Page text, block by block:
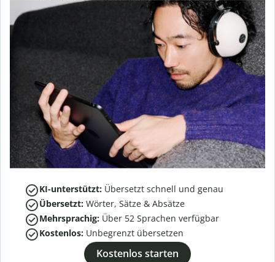
KI-unterstützt: Übersetzt schnell und genau
Übersetzt: Wörter, Sätze & Absätze
Mehrsprachig: Über 52 Sprachen verfügbar
Kostenlos: Unbegrenzt übersetzen
Kostenlos starten